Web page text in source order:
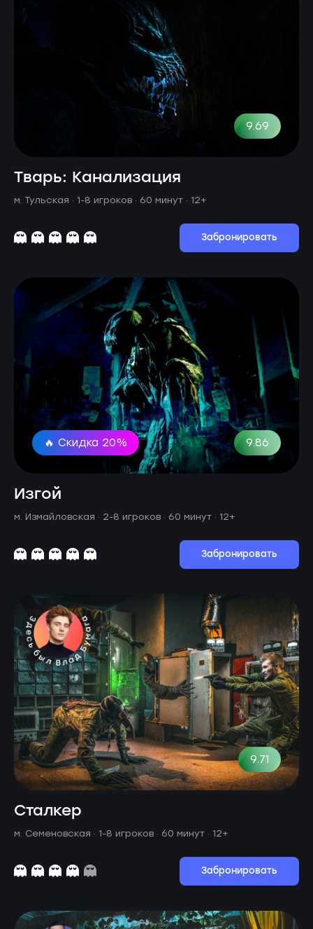
9.69
Тварь: Канализация
м. Тульская · 1-8 игроков · 60 минут · 12+
Забронировать
9.86
🔥 Скидка 20%
Изгой
м. Измайловская · 2-8 игроков · 60 минут · 12+
Забронировать
9.71
Сталкер
м. Семеновская · 1-8 игроков · 60 минут · 12+
Забронировать